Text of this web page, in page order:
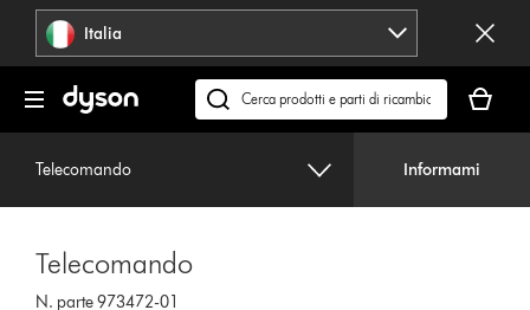
navigazione Italia
Cerca
su
carrello
è
Telecomando Informami
Telecomando
N. parte 973472-01